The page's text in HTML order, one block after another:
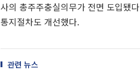
사의 총주주충실의무가 전면 도입됐
통지절차도 개선했다.
관련 뉴스